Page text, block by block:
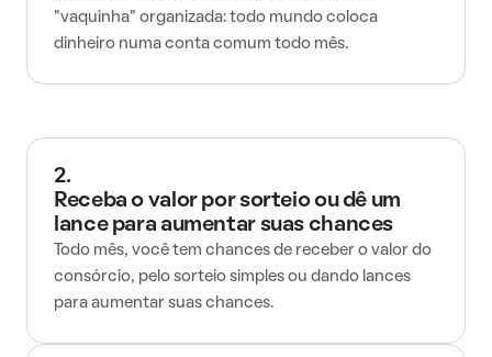
"vaquinha" organizada: todo mundo coloca
dinheiro numa conta comum todo mês.
2.
Receba o valor por sorteio ou dê um
lance para aumentar suas chances
Todo mês, você tem chances de receber o valor do
consórcio, pelo sorteio simples ou dando lances
para aumentar suas chances.